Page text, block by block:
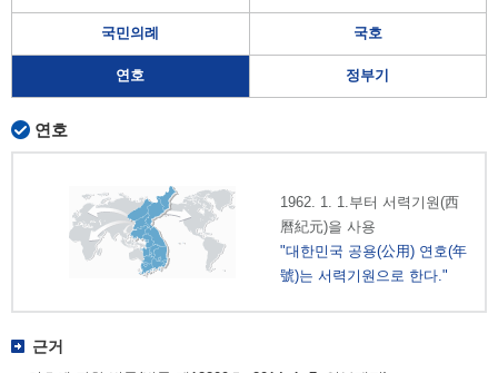
국민의례 국호
연호 정부기
연호
1962. 1. 1.부터 서력기원(西
曆紀元)을 사용
"대한민국 공용(公用) 연호(年
號)는 서력기원으로 한다."
근거